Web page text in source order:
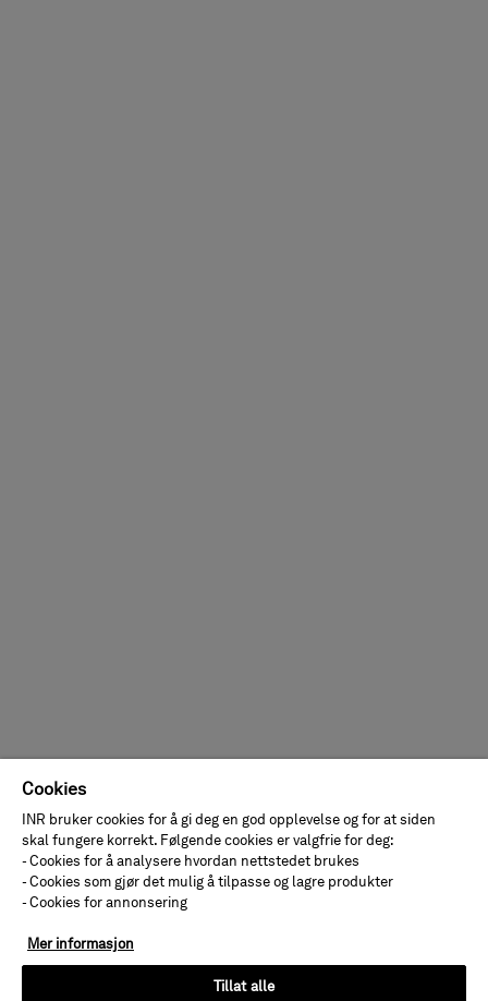
Cookies
INR bruker cookies for å gi deg en god opplevelse og for at siden
skal fungere korrekt. Følgende cookies er valgfrie for deg:
- Cookies for å analysere hvordan nettstedet brukes
- Cookies som gjør det mulig å tilpasse og lagre produkter
- Cookies for annonsering
Mer informasjon
Tillat alle